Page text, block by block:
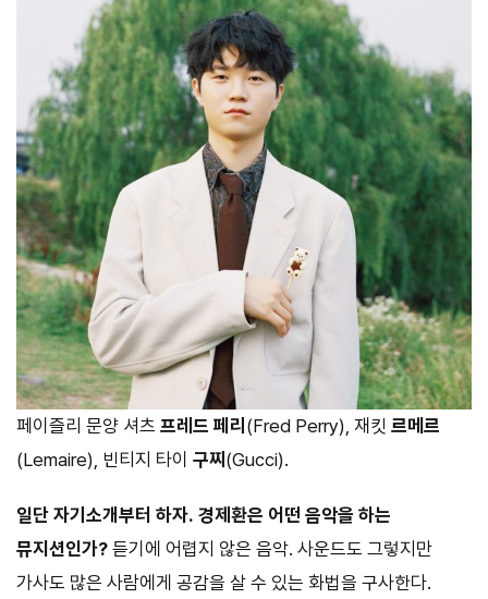
페이즐리 문양 셔츠 프레드 페리 (Fred Perry), 재킷 르메르
(Lemaire), 빈티지 타이 구찌 (Gucci).
일단 자기소개부터 하자. 경제환은 어떤 음악을 하는
뮤지션인가? 듣기에 어렵지 않은 음악. 사운드도 그렇지만
가사도 많은 사람에게 공감을 살 수 있는 화법을 구사한다.